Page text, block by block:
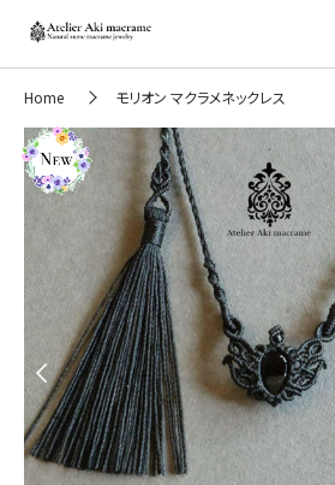
Home モリオン マクラメネックレス
Previous